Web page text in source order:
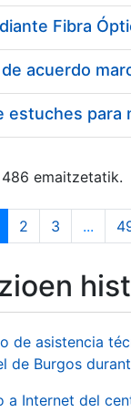
emaitzetatik.
Orrialdea
2 Orrialdea
3 ...
de asistencia
de Burgos
a Internet del